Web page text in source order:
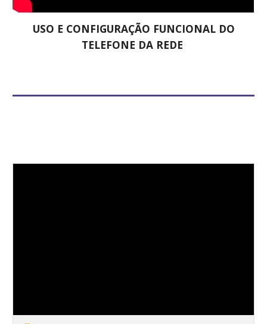
USO E CONFIGURAÇÃO FUNCIONAL DO
TELEFONE DA REDE